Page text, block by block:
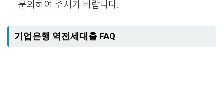
문의하여 주시기 바랍니다.
기업은행 역전세대출 FAQ